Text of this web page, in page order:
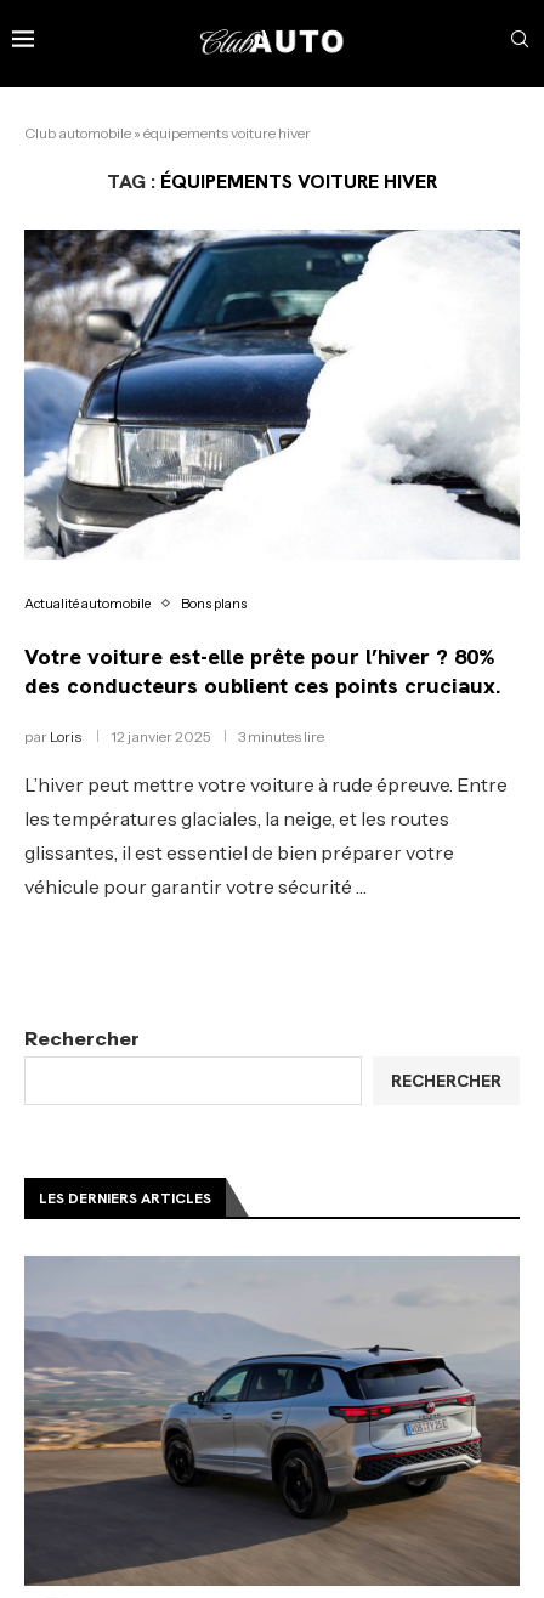
Club automobile » équipements voiture hiver
TAG : ÉQUIPEMENTS VOITURE HIVER
Actualité automobile Bons plans
Votre voiture est-elle prête pour l’hiver ? 80%
des conducteurs oublient ces points cruciaux.
par Loris 12 janvier 2025 3 minutes lire
L’hiver peut mettre votre voiture à rude épreuve. Entre
les températures glaciales, la neige, et les routes
glissantes, il est essentiel de bien préparer votre
véhicule pour garantir votre sécurité …
Rechercher
RECHERCHER
LES DERNIERS ARTICLES